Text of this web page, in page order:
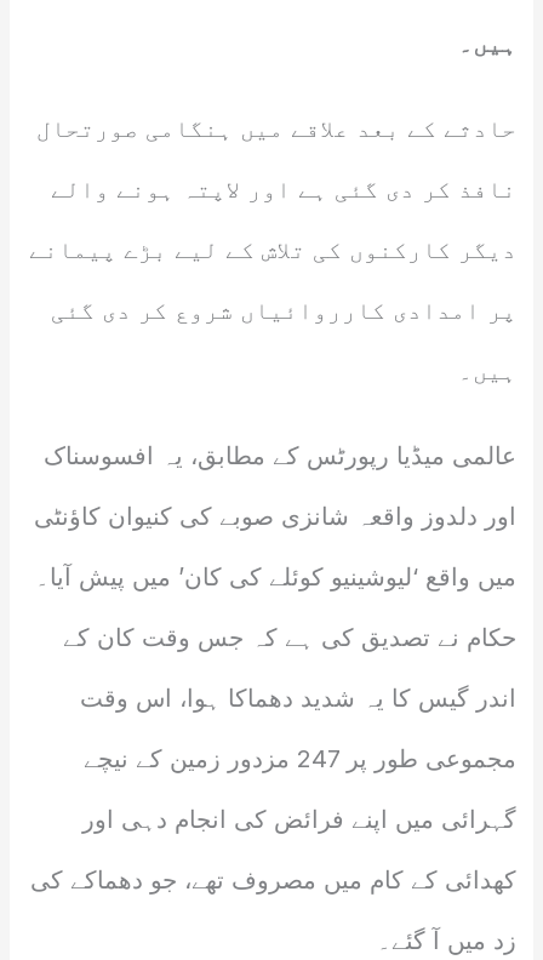
ہیں۔
حادثے کے بعد علاقے میں ہنگامی صورتحال
نافذ کر دی گئی ہے اور لاپتہ ہونے والے
دیگر کارکنوں کی تلاش کے لیے بڑے پیمانے
پر امدادی کارروائیاں شروع کر دی گئی
ہیں۔
عالمی میڈیا رپورٹس کے مطابق، یہ افسوسناک
اور دلدوز واقعہ شانزی صوبے کی کنیوان کاؤنٹی
میں واقع ‘لیوشینیو کوئلے کی کان’ میں پیش آیا۔
حکام نے تصدیق کی ہے کہ جس وقت کان کے
اندر گیس کا یہ شدید دھماکا ہوا، اس وقت
مجموعی طور پر 247 مزدور زمین کے نیچے
گہرائی میں اپنے فرائض کی انجام دہی اور
کھدائی کے کام میں مصروف تھے، جو دھماکے کی
زد میں آ گئے۔